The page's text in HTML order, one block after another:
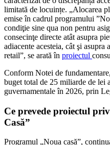
limitată de locuințe. „Alocarea
emise în cadrul programului
condiţie sine qua non pentru
consecinţe directe atât asupra
adiacente acesteia, cât şi
retail”, se arată în proiectul
Conform Notei de
buget total de 25 miliarde de lei
guvernamentale în 2026, prin
Ce prevede proiectul
Casă”
Programul „Noua casă”,